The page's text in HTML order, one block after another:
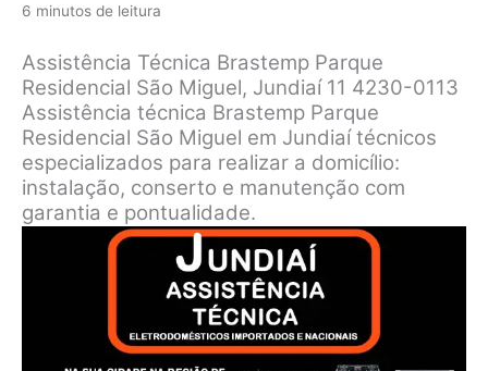
6 minutos de leitura
Assistência Técnica Brastemp Parque
Residencial São Miguel, Jundiaí 11 4230-0113
Assistência técnica Brastemp Parque
Residencial São Miguel em Jundiaí técnicos
especializados para realizar a domicílio:
instalação, conserto e manutenção com
garantia e pontualidade.